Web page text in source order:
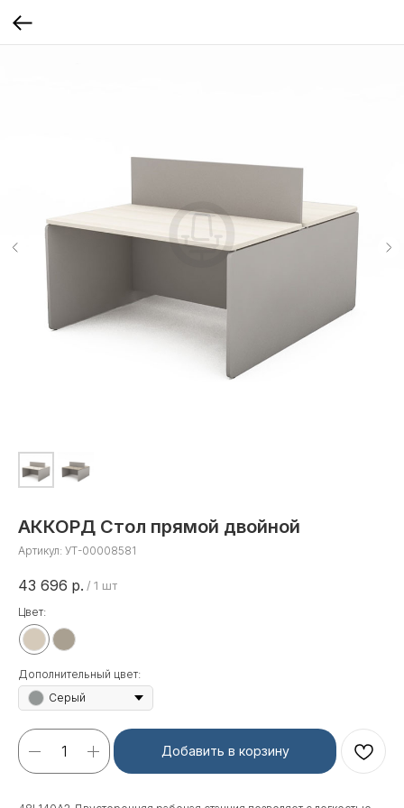
АККОРД Стол прямой двойной
Артикул: УТ-00008581
43 696 р. / 1 шт
Цвет:
Дополнительный цвет:
Серый
Добавить в корзину